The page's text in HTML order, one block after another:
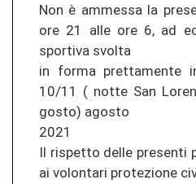
Non è amm­es­sa la
ore 21 alle ore 6, ad
spor­ti­va svol­ta
in forma pret­ta­men­te
10/11 ( notte San
gosto) agosto
2021
Il ris­pet­to delle pre­sen­ti
ai vo­lon­ta­ri pro­te­zio­ne